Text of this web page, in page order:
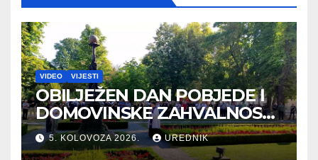
VIDEO VIJESTI
OBILJEŽEN DAN POBJEDE I
DOMOVINSKE ZAHVALNOSTI
TE DAN HRVATSKIH
BRANITELJA
5. KOLOVOZA 2026. UREDNIK